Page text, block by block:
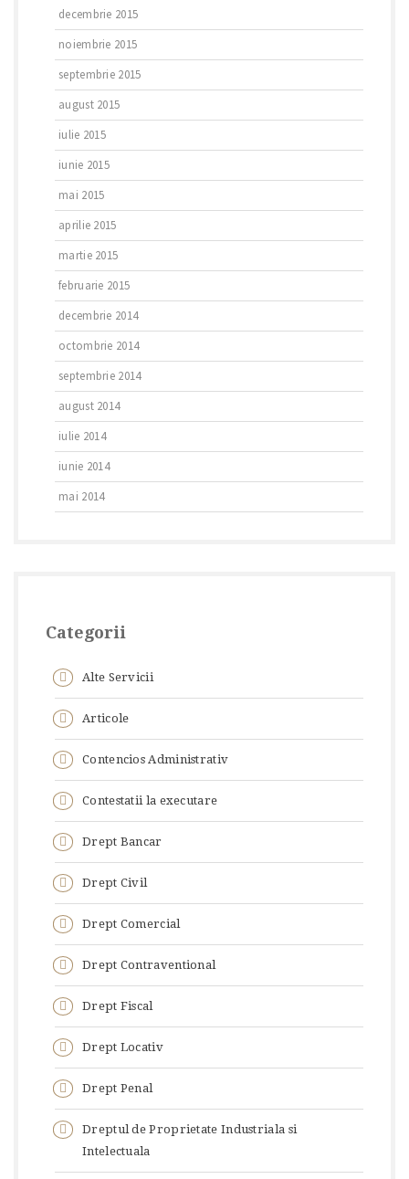
decembrie 2015
noiembrie 2015
septembrie 2015
august 2015
iulie 2015
iunie 2015
mai 2015
aprilie 2015
martie 2015
februarie 2015
decembrie 2014
octombrie 2014
septembrie 2014
august 2014
iulie 2014
iunie 2014
mai 2014
Categorii
Alte Servicii
Articole
Contencios Administrativ
Contestatii la executare
Drept Bancar
Drept Civil
Drept Comercial
Drept Contraventional
Drept Fiscal
Drept Locativ
Drept Penal
Dreptul de Proprietate Industriala si
Intelectuala